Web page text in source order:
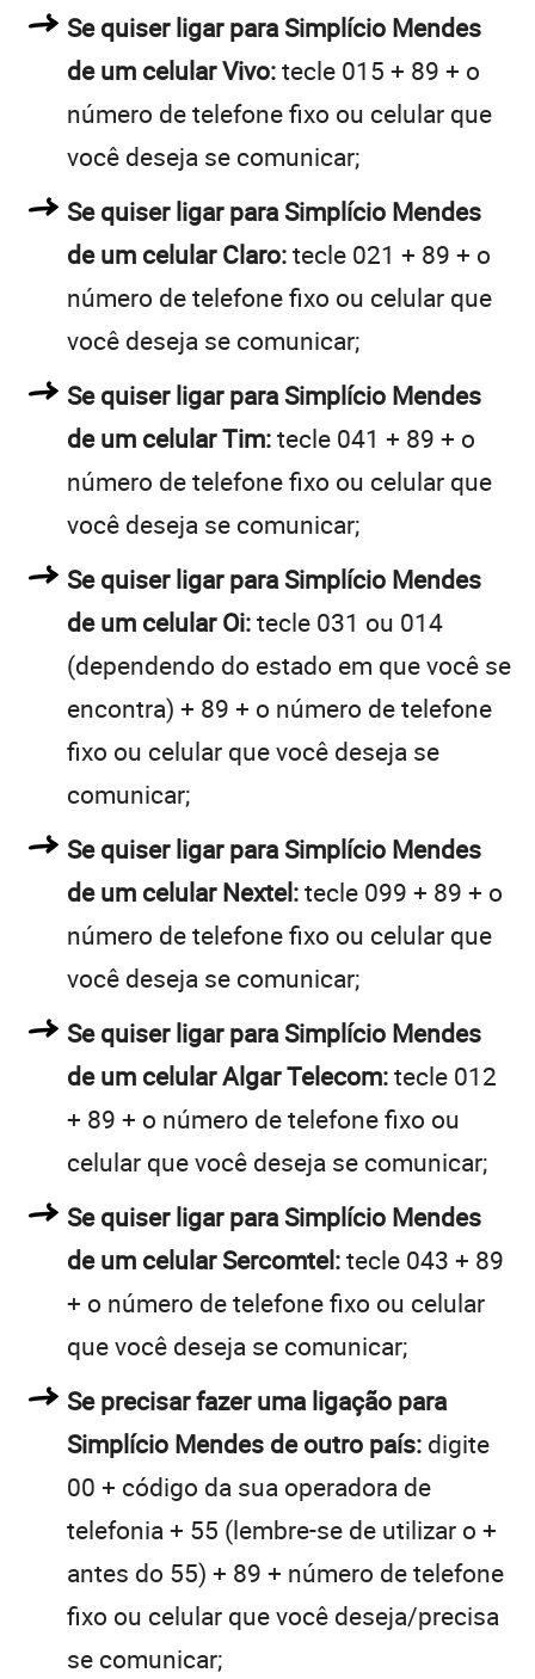
Se quiser ligar para Simplício Mendes
de um celular Vivo:tecle 015 + 89 + o
número de telefone fixo ou celular que
você deseja se comunicar;
Se quiser ligar para Simplício Mendes
de um celular Claro:tecle 021 + 89 + o
número de telefone fixo ou celular que
você deseja se comunicar;
Se quiser ligar para Simplício Mendes
de um celular Tim:tecle 041 + 89 + o
número de telefone fixo ou celular que
você deseja se comunicar;
Se quiser ligar para Simplício Mendes
de um celular Oi:tecle 031 ou 014
(dependendo do estado em que você se
encontra) + 89 + o número de telefone
fixo ou celular que você deseja se
comunicar;
Se quiser ligar para Simplício Mendes
de um celular Nextel:tecle 099 + 89 + o
número de telefone fixo ou celular que
você deseja se comunicar;
Se quiser ligar para Simplício Mendes
de um celular Algar Telecom:tecle 012
+ 89 + o número de telefone fixo ou
celular que você deseja se comunicar;
Se quiser ligar para Simplício Mendes
de um celular Sercomtel:tecle 043 + 89
+ o número de telefone fixo ou celular
que você deseja se comunicar;
Se precisar fazer uma ligação para
Simplício Mendes de outro país: digite
00 + código da sua operadora de
telefonia + 55 (lembre-se de utilizar o +
antes do 55) + 89 + número de telefone
fixo ou celular que você deseja/precisa
se comunicar;